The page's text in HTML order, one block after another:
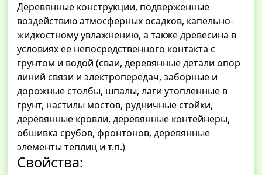
Деревянные конструкции, подверженные
воздействию атмосферных осадков, капельно-
жидкостному увлажнению, а также древесина в
условиях ее непосредственного контакта с
грунтом и водой (сваи, деревянные детали опор
линий связи и электропередач, заборные и
дорожные столбы, шпалы, лаги утопленные в
грунт, настилы мостов, рудничные стойки,
деревянные кровли, деревянные контейнеры,
обшивка срубов, фронтонов, деревянные
элементы теплиц и т.п.)
Свойства: